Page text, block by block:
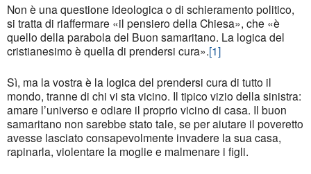
Non è una questione ideologica o di schieramento politico,
si tratta di riaffermare «il pensiero della Chiesa», che «è
quello della parabola del Buon samaritano. La logica del
cristianesimo è quella di prendersi cura».[1]
Sì, ma la vostra è la logica del prendersi cura di tutto il
mondo, tranne di chi vi sta vicino. Il tipico vizio della sinistra:
amare l’universo e odiare il proprio vicino di casa. Il buon
samaritano non sarebbe stato tale, se per aiutare il poveretto
avesse lasciato consapevolmente invadere la sua casa,
rapinarla, violentare la moglie e malmenare i figli.